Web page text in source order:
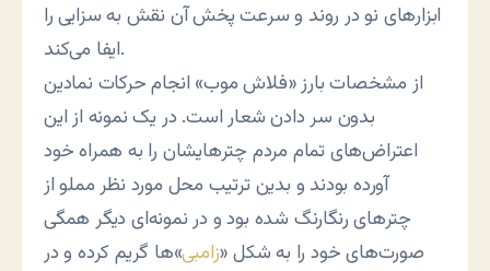
ابزارهای نو در روند و سرعت پخش آن نقش به سزایی را
ایفا می‌کند.
از مشخصات بارز «فلاش موب» انجام حرکات نمادین
بدون سر دادن شعار است. در یک نمونه از این
اعتراض‌های تمام مردم چترهایشان را به همراه خود
آورده بودند و بدین ترتیب محل مورد نظر مملو از
چترهای رنگارنگ شده بود و در نمونه‌ای دیگر همگی
صورت‌های خود را به شکل «زامبی»ها گریم کرده و در